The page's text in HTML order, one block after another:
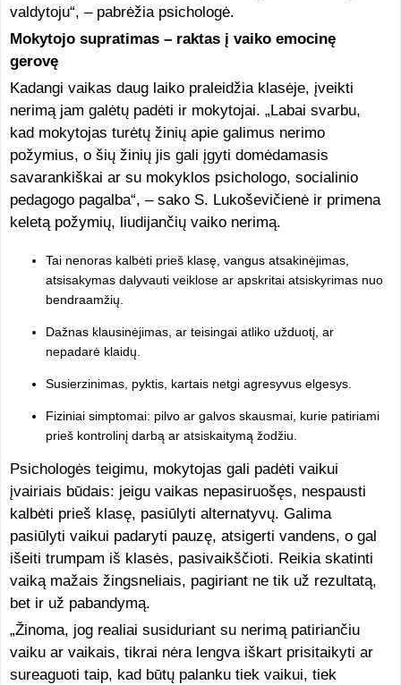
valdytoju“, – pabrėžia psichologė.
Mokytojo supratimas – raktas į vaiko emocinę
gerovę
Kadangi vaikas daug laiko praleidžia klasėje, įveikti
nerimą jam galėtų padėti ir mokytojai. „Labai svarbu,
kad mokytojas turėtų žinių apie galimus nerimo
požymius, o šių žinių jis gali įgyti domėdamasis
savarankiškai ar su mokyklos psichologo, socialinio
pedagogo pagalba“, – sako S. Lukoševičienė ir primena
keletą požymių, liudijančių vaiko nerimą.
Tai nenoras kalbėti prieš klasę, vangus atsakinėjimas,
atsisakymas dalyvauti veiklose ar apskritai atsiskyrimas nuo
bendraamžių.
Dažnas klausinėjimas, ar teisingai atliko užduotį, ar
nepadarė klaidų.
Susierzinimas, pyktis, kartais netgi agresyvus elgesys.
Fiziniai simptomai: pilvo ar galvos skausmai, kurie patiriami
prieš kontrolinį darbą ar atsiskaitymą žodžiu.
Psichologės teigimu, mokytojas gali padėti vaikui
įvairiais būdais: jeigu vaikas nepasiruošęs, nespausti
kalbėti prieš klasę, pasiūlyti alternatyvų. Galima
pasiūlyti vaikui padaryti pauzę, atsigerti vandens, o gal
išeiti trumpam iš klasės, pasivaikščioti. Reikia skatinti
vaiką mažais žingsneliais, pagiriant ne tik už rezultatą,
bet ir už pabandymą.
„Žinoma, jog realiai susiduriant su nerimą patiriančiu
vaiku ar vaikais, tikrai nėra lengva iškart prisitaikyti ar
sureaguoti taip, kad būtų palanku tiek vaikui, tiek